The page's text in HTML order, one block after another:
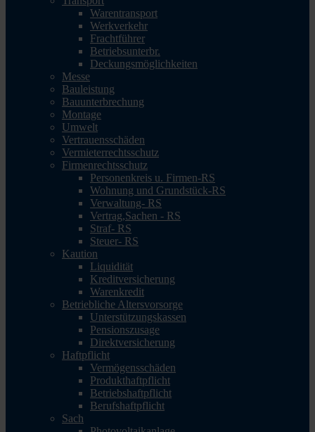
Warentransport
Werkverkehr
Frachtführer
Betriebsunterbr.
Deckungsmöglichkeiten
Messe
Bauleistung
Bauunterbrechung
Montage
Umwelt
Vertrauensschäden
Vermieterrechtsschutz
Firmenrechtsschutz
Personenkreis u. Firmen-RS
Wohnung und Grundstück-RS
Verwaltung- RS
Vertrag,Sachen - RS
Straf- RS
Steuer- RS
Kaution
Liquidität
Kreditversicherung
Warenkredit
Betriebliche Altersvorsorge
Unterstützungskassen
Pensionszusage
Direktversicherung
Haftpflicht
Vermögensschäden
Produkthaftpflicht
Betriebshaftpflicht
Berufshaftpflicht
Sach